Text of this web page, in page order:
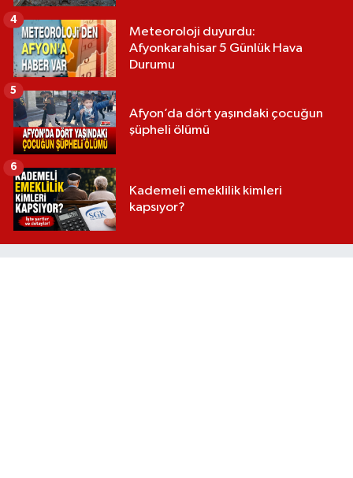
Meteoroloji duyurdu:
Afyonkarahisar 5 Günlük Hava
Durumu
4
Afyon’da dört yaşındaki çocuğun
şüpheli ölümü
5
Kademeli emeklilik kimleri
kapsıyor?
6